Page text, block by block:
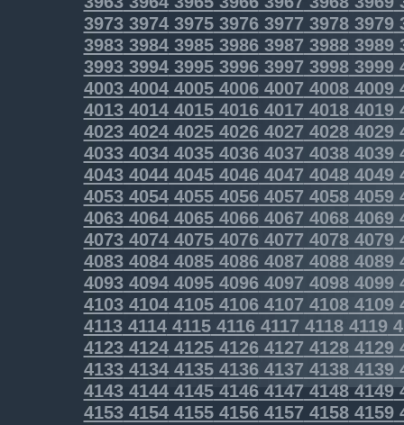
3973397439753976397739783979
3983398439853986398739883989
3993399439953996399739983999
4003400440054006400740084009
40134014401540164017 40184019
4023402440254026402740284029
40334034403540364037 40384039
40434044404540464047 40484049
40534054405540564057 40584059
4063406440654066406740684069
40734074407540764077 40784079
40834084408540864087 40884089
40934094409540964097 40984099
41034104410541064107 41084109
41134114411541164117 41184119
41234124412541264127 41284129
41334134413541364137 41384139
4143414441454146414741484149
4153415441554156415741584159